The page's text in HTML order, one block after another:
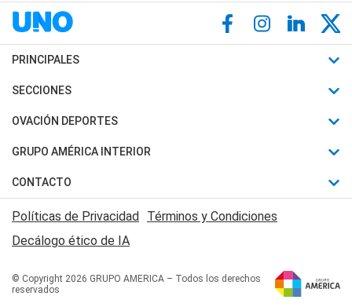
PRINCIPALES
Últimas Noticias
Política
Judiciales
Economia
SECCIONES
Horóscopo
Motores
Trucos caseros
Series y Películas
Edictos y Solicitadas
OVACIÓN DEPORTES
Fútbol
Mundial
Automovilismo
Rugby
Básquet
GRUPO AMÉRICA INTERIOR
Canal 7 en Vivo
San Juan 8
CONTACTO
Acerca de Nosotros
Contactanos
Políticas de Privacidad Términos y Condiciones
Decálogo ético de IA
© Copyright 2026 GRUPO AMERICA – Todos los derechos
reservados